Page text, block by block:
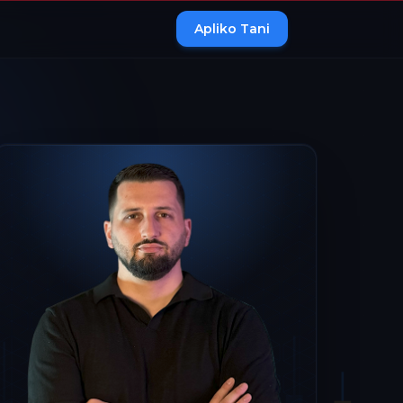
Apliko Tani